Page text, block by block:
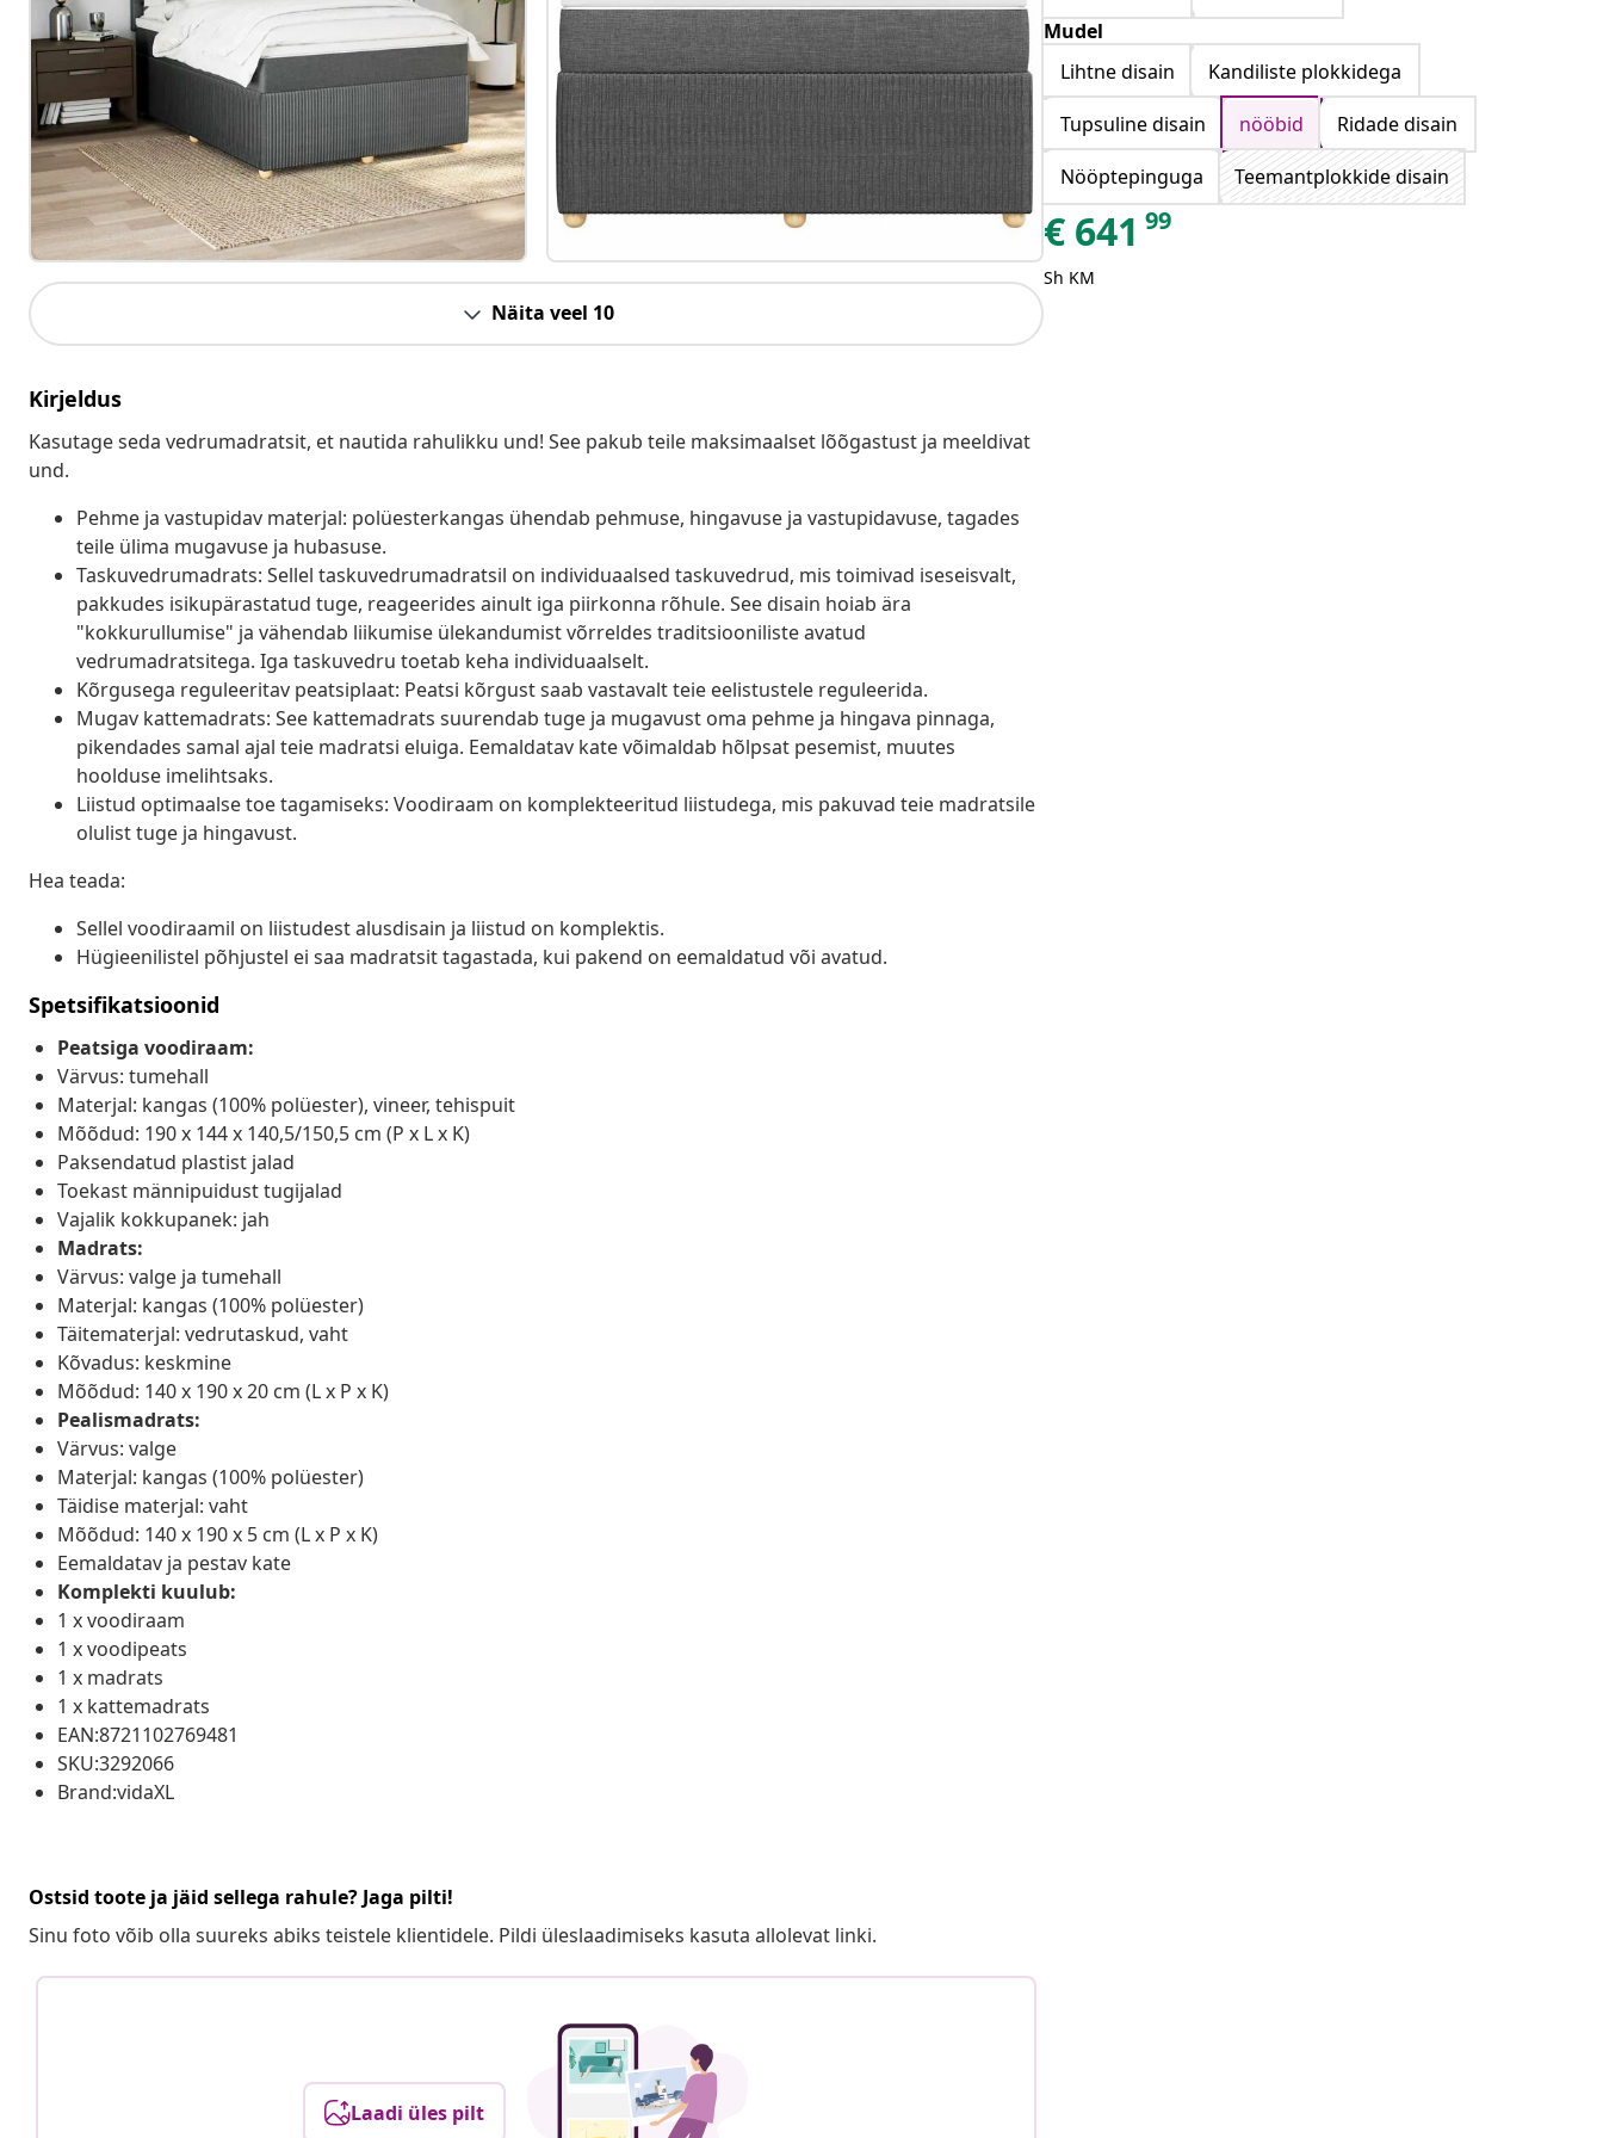
Näita veel 10
Kirjeldus
Kasutage seda vedrumadratsit, et nautida rahulikku und! See pakub teile maksimaalset lõõgastust ja meeldivat
und.
Pehme ja vastupidav materjal: polüesterkangas ühendab pehmuse, hingavuse ja vastupidavuse, tagades
teile ülima mugavuse ja hubasuse.
Taskuvedrumadrats: Sellel taskuvedrumadratsil on individuaalsed taskuvedrud, mis toimivad iseseisvalt,
pakkudes isikupärastatud tuge, reageerides ainult iga piirkonna rõhule. See disain hoiab ära
"kokkurullumise" ja vähendab liikumise ülekandumist võrreldes traditsiooniliste avatud
vedrumadratsitega. Iga taskuvedru toetab keha individuaalselt.
Kõrgusega reguleeritav peatsiplaat: Peatsi kõrgust saab vastavalt teie eelistustele reguleerida.
Mugav kattemadrats: See kattemadrats suurendab tuge ja mugavust oma pehme ja hingava pinnaga,
pikendades samal ajal teie madratsi eluiga. Eemaldatav kate võimaldab hõlpsat pesemist, muutes
hoolduse imelihtsaks.
Liistud optimaalse toe tagamiseks: Voodiraam on komplekteeritud liistudega, mis pakuvad teie madratsile
olulist tuge ja hingavust.
Hea teada:
Sellel voodiraamil on liistudest alusdisain ja liistud on komplektis.
Hügieenilistel põhjustel ei saa madratsit tagastada, kui pakend on eemaldatud või avatud.
Spetsifikatsioonid
Peatsiga voodiraam:
Värvus: tumehall
Materjal: kangas (100% polüester), vineer, tehispuit
Mõõdud: 190 x 144 x 140,5/150,5 cm (P x L x K)
Paksendatud plastist jalad
Toekast männipuidust tugijalad
Vajalik kokkupanek: jah
Madrats:
Värvus: valge ja tumehall
Materjal: kangas (100% polüester)
Täitematerjal: vedrutaskud, vaht
Kõvadus: keskmine
Mõõdud: 140 x 190 x 20 cm (L x P x K)
Pealismadrats:
Värvus: valge
Materjal: kangas (100% polüester)
Täidise materjal: vaht
Mõõdud: 140 x 190 x 5 cm (L x P x K)
Eemaldatav ja pestav kate
Komplekti kuulub:
1 x voodiraam
1 x voodipeats
1 x madrats
1 x kattemadrats
EAN:8721102769481
SKU:3292066
Brand:vidaXL
Ostsid toote ja jäid sellega rahule? Jaga pilti!
Sinu foto võib olla suureks abiks teistele klientidele. Pildi üleslaadimiseks kasuta allolevat linki.
Laadi üles pilt
Mudel
Lihtne disain
Kandiliste plokkidega
Tupsuline disain
nööbid
Ridade disain
Nööptepinguga
Teemantplokkide disain
€ 641 99
Sh KM